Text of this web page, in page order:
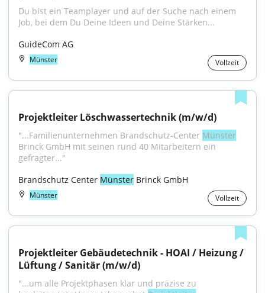
Du bist ein Teamplayer und auf der Suche nach einem
Job, bei dem Du Deine Ideen und Deine Stärken...
GuideCom AG
Münster Vollzeit
Projektleiter Löschwassertechnik (m/w/d)
"...Familienunternehmen Brandschutz-Center Münster
Brinck GmbH mit seinen rund 40 Mitarbeitern ein
gefragter..."
Brandschutz Center Münster Brinck GmbH
Münster Vollzeit
Projektleiter Gebäudetechnik - HOAI / Heizung /
Lüftung / Sanitär (m/w/d)
"...um alle Projektphasen klar und präzise zu